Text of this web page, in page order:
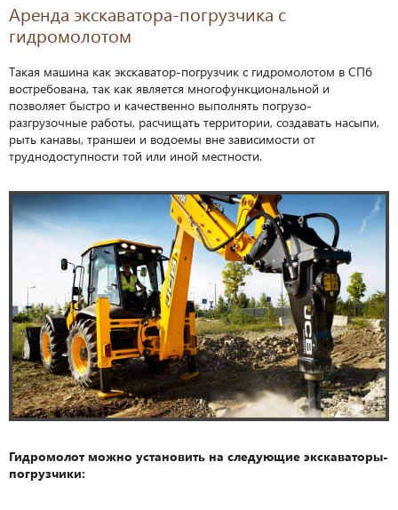
Аренда экскаватора-погрузчика с
гидромолотом
Такая машина как экскаватор-погрузчик с гидромолотом в СПб
востребована, так как является многофункциональной и
позволяет быстро и качественно выполнять погрузо-
разгрузочные работы, расчищать территории, создавать насыпи,
рыть канавы, траншеи и водоемы вне зависимости от
труднодоступности той или иной местности.
Гидромолот можно установить на следующие экскаваторы-
погрузчики: